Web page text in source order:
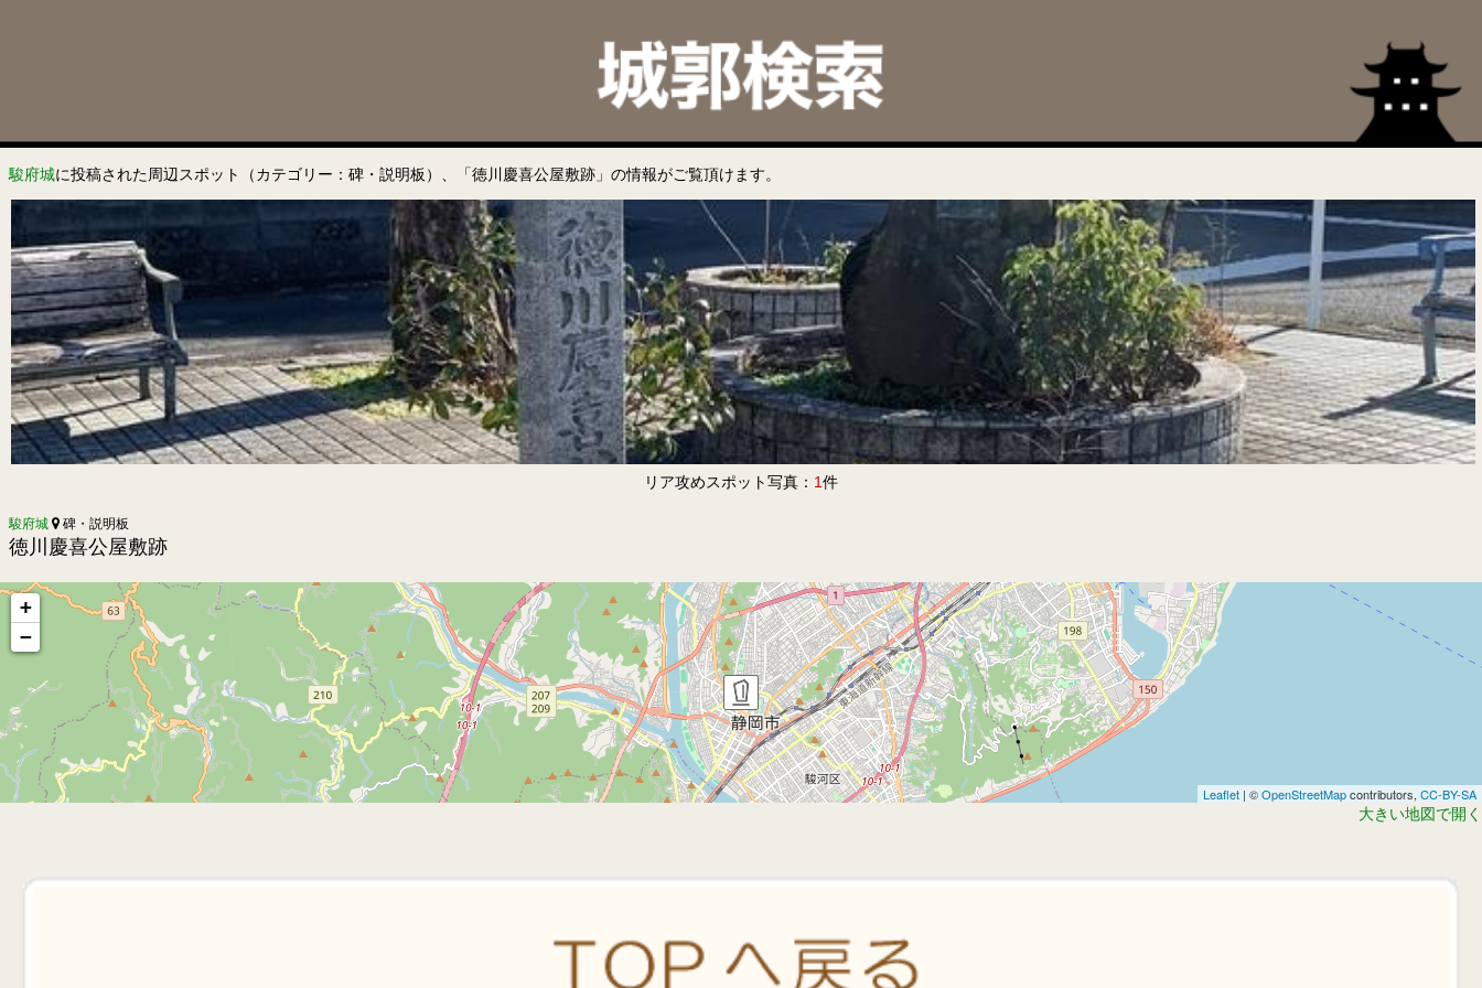
駿府城に投稿された周辺スポット（カテゴリー：碑・説明板）、「徳川慶喜公屋敷跡」の情報がご覧頂けます。
リア攻めスポット写真： 1件
駿府城 碑・説明板
徳川慶喜公屋敷跡
+
−
Leaflet | ©OpenStreetMapcontributors, CC-BY-SA
大きい地図で開く